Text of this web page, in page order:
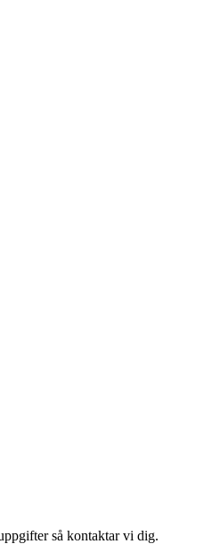
så kontaktar vi dig.